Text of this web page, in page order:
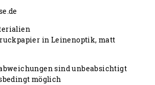
in Leinenoptik, matt
sind unbeabsichtigt
möglich